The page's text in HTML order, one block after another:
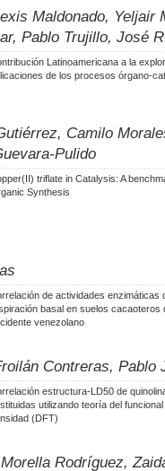
Maldonado, Yeljair
Pablo Trujillo, José
Latinoamericana a la
de los procesos órgano-
Camilo
Pulido
triflate in Catalysis: A
Synthesis
de actividades enzimáticas
basal en suelos cacaoteros
venezolano
Contreras,
estructura-LD50 de
utilizando teoría del funcional
(DFT)
Rodríguez,